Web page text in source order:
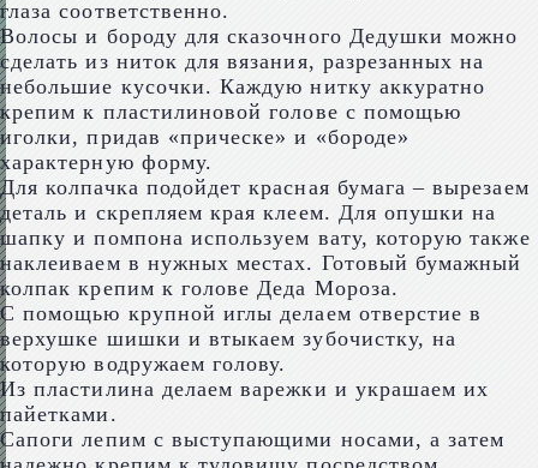
глаза соответственно.
Волосы и бороду для сказочного Дедушки можно
сделать из ниток для вязания, разрезанных на
небольшие кусочки. Каждую нитку аккуратно
крепим к пластилиновой голове с помощью
иголки, придав «прическе» и «бороде»
характерную форму.
Для колпачка подойдет красная бумага – вырезаем
деталь и скрепляем края клеем. Для опушки на
шапку и помпона используем вату, которую также
наклеиваем в нужных местах. Готовый бумажный
колпак крепим к голове Деда Мороза.
С помощью крупной иглы делаем отверстие в
верхушке шишки и втыкаем зубочистку, на
которую водружаем голову.
Из пластилина делаем варежки и украшаем их
пайетками.
Сапоги лепим с выступающими носами, а затем